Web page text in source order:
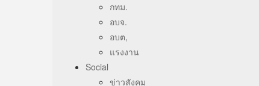
กทม.
อบจ.
อบต,
แรงงาน
Social
ข่าวสังคม